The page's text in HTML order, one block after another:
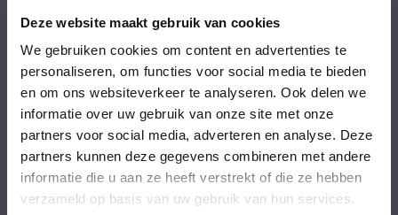
Deze website maakt gebruik van cookies
We gebruiken cookies om content en advertenties te
personaliseren, om functies voor social media te bieden
en om ons websiteverkeer te analyseren. Ook delen we
informatie over uw gebruik van onze site met onze
partners voor social media, adverteren en analyse. Deze
partners kunnen deze gegevens combineren met andere
informatie die u aan ze heeft verstrekt of die ze hebben
verzameld op basis van uw gebruik van hun services.
Zaterdag
Feestdagen
09:00-17:00 uur
Gesloten
Stel uw vraag
Achternaam